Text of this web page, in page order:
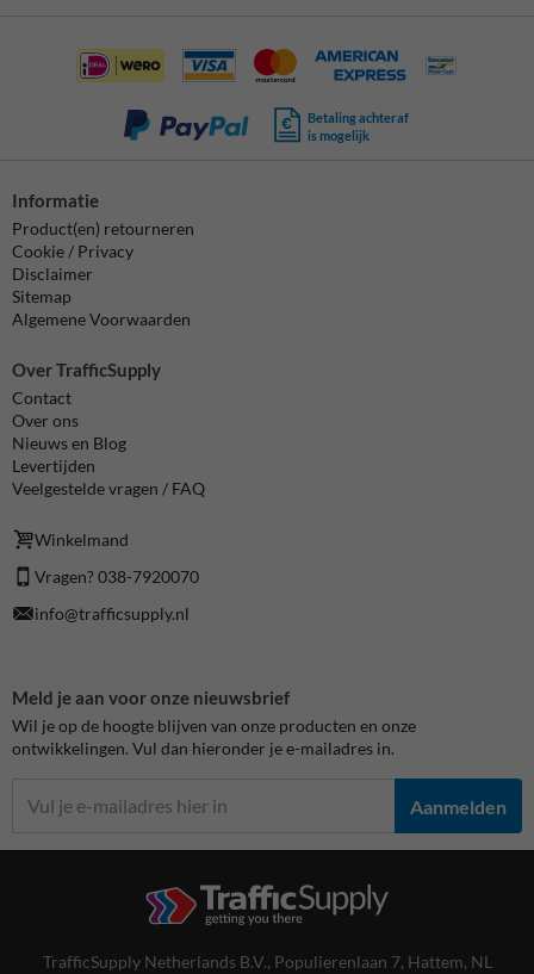
Betaling achteraf
is mogelijk
Informatie
Product(en) retourneren
Cookie / Privacy
Disclaimer
Sitemap
Algemene Voorwaarden
Over TrafficSupply
Contact
Over ons
Nieuws en Blog
Levertijden
Veelgestelde vragen / FAQ
Winkelmand
Vragen? 038-7920070
info@trafficsupply.nl
Meld je aan voor onze nieuwsbrief
Wil je op de hoogte blijven van onze producten en onze
ontwikkelingen. Vul dan hieronder je e-mailadres in.
Aanmelden
TrafficSupply Netherlands B.V., Populierenlaan 7, Hattem, NL